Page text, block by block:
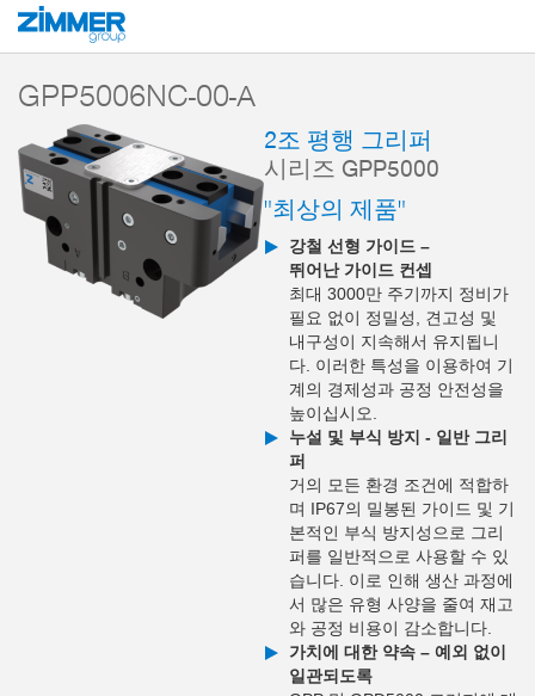
시작 제품
GPP5006NC-00-A
2조 평행 그리퍼
시리즈 GPP5000
"최상의 제품"
강철 선형 가이드 –
뛰어난 가이드 컨셉
최대 3000만 주기까지 정비가
필요 없이 정밀성, 견고성 및
내구성이 지속해서 유지됩니
다. 이러한 특성을 이용하여 기
계의 경제성과 공정 안전성을
높이십시오.
누설 및 부식 방지 - 일반 그리
퍼
거의 모든 환경 조건에 적합하
며 IP67의 밀봉된 가이드 및 기
본적인 부식 방지성으로 그리
퍼를 일반적으로 사용할 수 있
습니다. 이로 인해 생산 과정에
서 많은 유형 사양을 줄여 재고
와 공정 비용이 감소합니다.
가치에 대한 약속 – 예외 없이
일관되도록